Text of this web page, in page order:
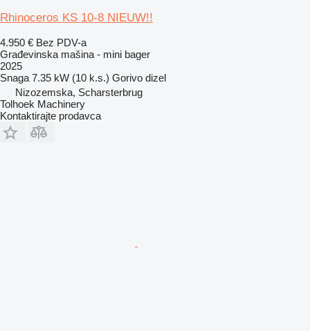
Rhinoceros KS 10-8 NIEUW!!
4.950 € Bez PDV-a
Građevinska mašina - mini bager
2025
Snaga 7.35 kW (10 k.s.) Gorivo dizel
Nizozemska, Scharsterbrug
Tolhoek Machinery
Kontaktirajte prodavca